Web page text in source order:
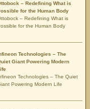
– Redefining What is
for the Human Body
– Redefining What is
for the Human Body
Technologies – The
Giant Powering Modern
Technologies – The Quiet
Powering Modern Life